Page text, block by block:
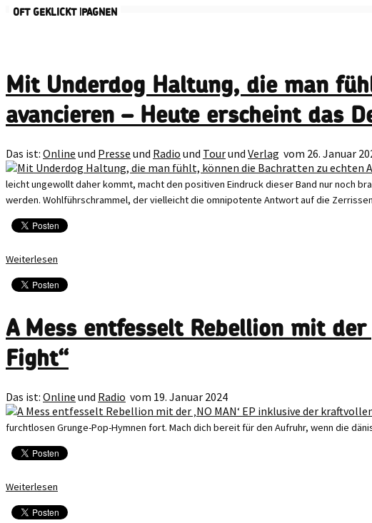
Mit Underdog Haltung, die man
avancieren – Heute erscheint das
Das ist: Online und Presse und Radio und Tourund Verlag vom 26. Januar
leicht ungewollt daher kommt, macht den positiven Eindruck dieser Band nur noch
werden. Wohlführschrammel, der vielleicht die omnipotente Antwort auf die
Weiterlesen
A Mess entfesselt Rebellion mit der
Fight“
Das ist: Online und Radio vom 19. Januar 2024
furchtlosen Grunge-Pop-Hymnen fort. Mach dich bereit für den Aufruhr, wenn die
Weiterlesen
AKTUELLE KAMPAGNEN
OFT GEKLICKT